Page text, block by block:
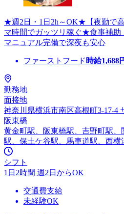
★週2日・1日2h～OK★【夜勤で
マ時間でガッツリ稼ぐ★食事補
マニュアル完備で深夜も安心
ファーストフード 時給1,688
勤務地
面接地
神奈川県横浜市南区高根町3-17-4
阪東橋
黄金町駅、阪東橋駅、吉野町駅
駅、保土ケ谷駅、馬車道駅、西横
シフト
1日2時間 週2日からOK
交通費支給
未経験OK